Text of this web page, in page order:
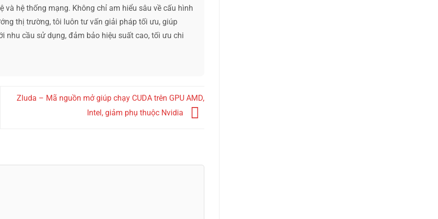
và hệ thống mạng. Không chỉ am hiểu sâu về cấu hình
thị trường, tôi luôn tư vấn giải pháp tối ưu, giúp
nhu cầu sử dụng, đảm bảo hiệu suất cao, tối ưu chi
Zluda – Mã nguồn mở giúp chạy CUDA trên GPU AMD,
Intel, giảm phụ thuộc Nvidia